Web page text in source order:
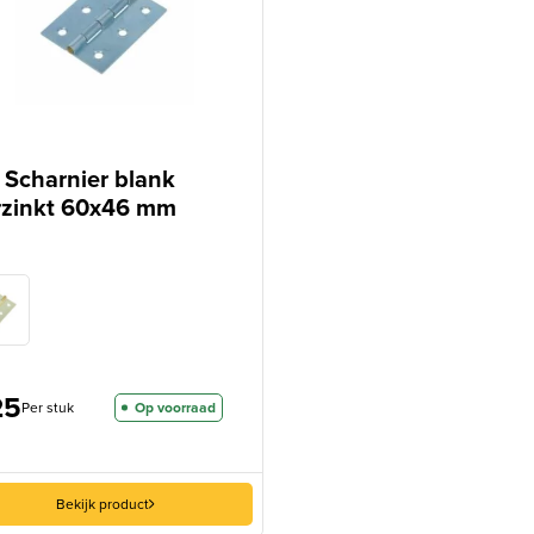
Scharnier blank
60x46 mm
Per stuk Op voorraad
Bekijk product